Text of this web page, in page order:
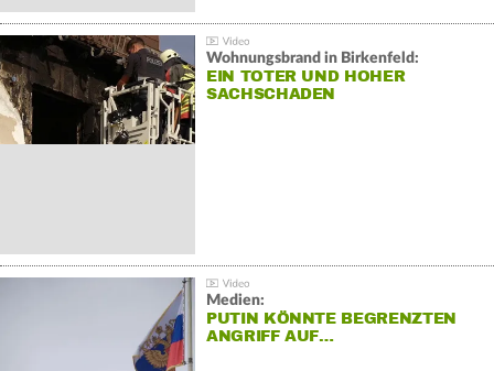
Wohnungsbrand in Birkenfeld:
EIN TOTER UND HOHER
SACHSCHADEN
Medien:
PUTIN KÖNNTE BEGRENZTEN
ANGRIFF AUF…